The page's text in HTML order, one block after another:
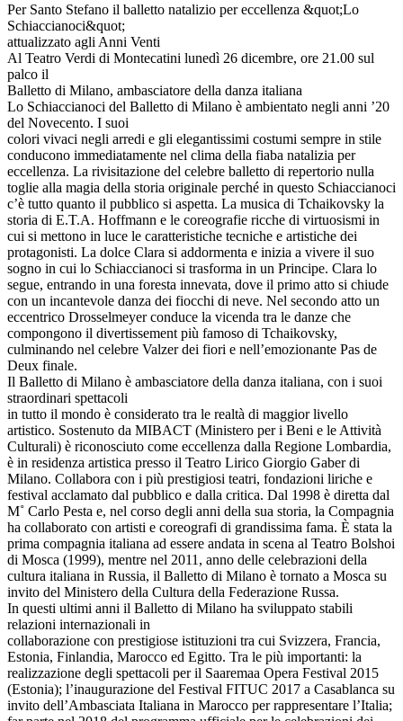
Per Santo Stefano il balletto natalizio per eccellenza &quot;Lo
Schiaccianoci&quot;
attualizzato agli Anni Venti
Al Teatro Verdi di Montecatini lunedì 26 dicembre, ore 21.00 sul
palco il
Balletto di Milano, ambasciatore della danza italiana
Lo Schiaccianoci del Balletto di Milano è ambientato negli anni ’20
del Novecento. I suoi
colori vivaci negli arredi e gli elegantissimi costumi sempre in stile
conducono immediatamente nel clima della fiaba natalizia per
eccellenza. La rivisitazione del celebre balletto di repertorio nulla
toglie alla magia della storia originale perché in questo Schiaccianoci
c’è tutto quanto il pubblico si aspetta. La musica di Tchaikovsky la
storia di E.T.A. Hoffmann e le coreografie ricche di virtuosismi in
cui si mettono in luce le caratteristiche tecniche e artistiche dei
protagonisti. La dolce Clara si addormenta e inizia a vivere il suo
sogno in cui lo Schiaccianoci si trasforma in un Principe. Clara lo
segue, entrando in una foresta innevata, dove il primo atto si chiude
con un incantevole danza dei fiocchi di neve. Nel secondo atto un
eccentrico Drosselmeyer conduce la vicenda tra le danze che
compongono il divertissement più famoso di Tchaikovsky,
culminando nel celebre Valzer dei fiori e nell’emozionante Pas de
Deux finale.
Il Balletto di Milano è ambasciatore della danza italiana, con i suoi
straordinari spettacoli
in tutto il mondo è considerato tra le realtà di maggior livello
artistico. Sostenuto da MIBACT (Ministero per i Beni e le Attività
Culturali) è riconosciuto come eccellenza dalla Regione Lombardia,
è in residenza artistica presso il Teatro Lirico Giorgio Gaber di
Milano. Collabora con i più prestigiosi teatri, fondazioni liriche e
festival acclamato dal pubblico e dalla critica. Dal 1998 è diretta dal
M˚ Carlo Pesta e, nel corso degli anni della sua storia, la Compagnia
ha collaborato con artisti e coreografi di grandissima fama. È stata la
prima compagnia italiana ad essere andata in scena al Teatro Bolshoi
di Mosca (1999), mentre nel 2011, anno delle celebrazioni della
cultura italiana in Russia, il Balletto di Milano è tornato a Mosca su
invito del Ministero della Cultura della Federazione Russa.
In questi ultimi anni il Balletto di Milano ha sviluppato stabili
relazioni internazionali in
collaborazione con prestigiose istituzioni tra cui Svizzera, Francia,
Estonia, Finlandia, Marocco ed Egitto. Tra le più importanti: la
realizzazione degli spettacoli per il Saaremaa Opera Festival 2015
(Estonia); l’inaugurazione del Festival FITUC 2017 a Casablanca su
invito dell’Ambasciata Italiana in Marocco per rappresentare l’Italia;